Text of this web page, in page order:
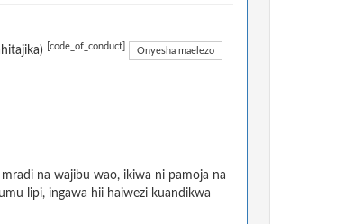
[code_of_conduct] Onyesha maelezo
na wajibu wao, ikiwa ni pamoja na
lipi, ingawa hii haiwezi kuandikwa